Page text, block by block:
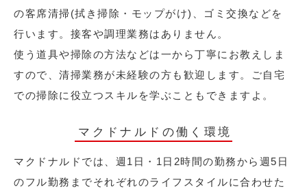
の客席清掃(拭き掃除・モップがけ)、ゴミ交換などを
行います。接客や調理業務はありません。
使う道具や掃除の方法などは一から丁寧にお教えしま
すので、清掃業務が未経験の方も歓迎します。ご自宅
での掃除に役立つスキルを学ぶこともできますよ。
マクドナルドの働く環境
マクドナルドでは、週1日・1日2時間の勤務から週5日
のフル勤務までそれぞれのライフスタイルに合わせた